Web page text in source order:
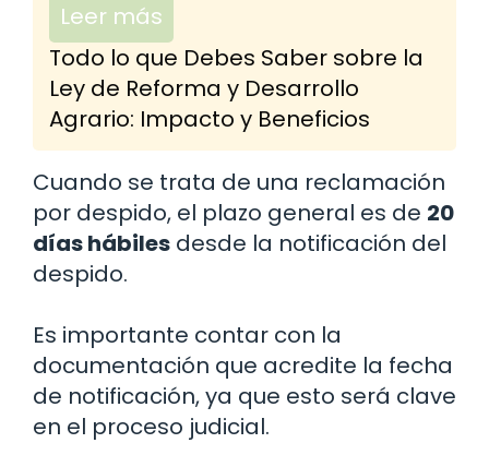
Leer más
Todo lo que Debes Saber sobre la
Ley de Reforma y Desarrollo
Agrario: Impacto y Beneficios
Cuando se trata de una reclamación
por despido, el plazo general es de 20
días hábiles desde la notificación del
despido.
Es importante contar con la
documentación que acredite la fecha
de notificación, ya que esto será clave
en el proceso judicial.